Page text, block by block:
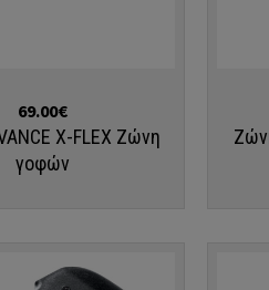
69.00€
X-FLEX Ζώνη
γοφών